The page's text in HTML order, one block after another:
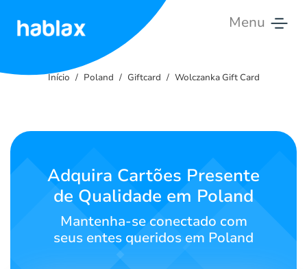
Menu
Tarifas
Entre
contato
Português
Início Poland Giftcard Wolczanka Gift Card
Adquira Cartões Presente
de Qualidade em Poland
Mantenha-se conectado com
seus entes queridos em Poland